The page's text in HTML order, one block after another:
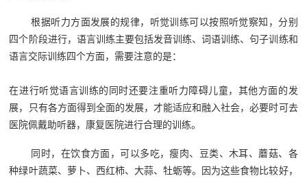
根据听力方面发展的规律，听觉训练可以按照听觉察知，分别
四个阶段进行，语言训练主要包括发音训练、词语训练、句子训练和
语言交际训练四个方面，需要注意的是：
在进行听觉语言训练的同时还要注重听力障碍儿童，其他方面的发
展，只有各方面得到全面的发展，才能适应和融入社会，必要时可去
医院佩戴助听器，康复医院进行合理的训练。
同时，在饮食方面，可以多吃，瘦肉、豆类、木耳、蘑菇、各
种绿叶蔬菜、萝卜、西红柿、大蒜、牡蛎等。因为这些食物比较好，